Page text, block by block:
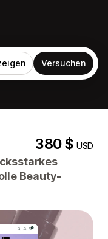
Versuchen
380 $USD
Beauty-